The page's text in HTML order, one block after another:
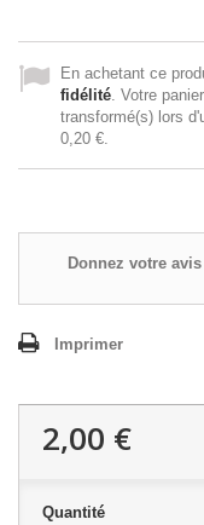
En achetant ce
fidélité. Votre
transformé(s) lors
0,20 €.
Donnez votre avis
Imprimer
2,00 €
Quantité